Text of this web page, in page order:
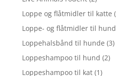
Loppe og flåtmidler til katte
Loppe- og flåtmidler til
Loppehalsbånd til hunde (3)
Loppeshampoo til hund (2)
Loppeshampoo til kat (1)